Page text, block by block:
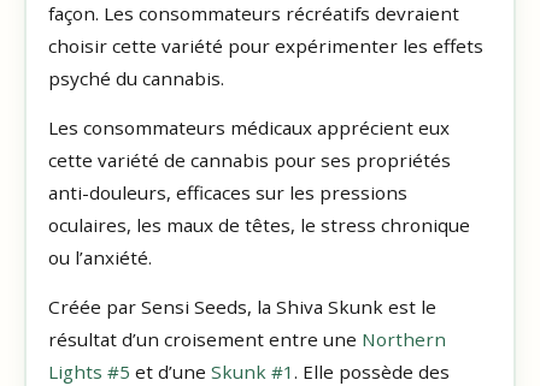
façon. Les consommateurs récréatifs devraient
choisir cette variété pour expérimenter les effets
psyché du cannabis.
Les consommateurs médicaux apprécient eux
cette variété de cannabis pour ses propriétés
anti-douleurs, efficaces sur les pressions
oculaires, les maux de têtes, le stress chronique
ou l’anxiété.
Créée par Sensi Seeds, la Shiva Skunk est le
résultat d’un croisement entre une Northern
Lights #5 et d’une Skunk #1 . Elle possède des